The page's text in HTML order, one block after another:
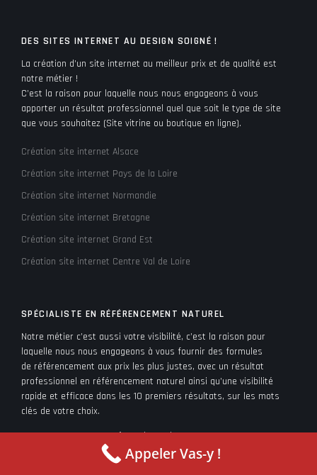
DES SITES INTERNET AU DESIGN SOIGNÉ !
La création d’un site internet au meilleur prix et de qualité est
notre métier !
C’est la raison pour laquelle nous nous engageons à vous
apporter un résultat professionnel quel que soit le type de site
que vous souhaitez (Site vitrine ou boutique en ligne).
Création site internet Alsace
Création site internet Pays de la Loire
Création site internet Normandie
Création site internet Bretagne
Création site internet Grand Est
Création site internet Centre Val de Loire
SPÉCIALISTE EN RÉFÉRENCEMENT NATUREL
Notre métier c’est aussi votre visibilité, c’est la raison pour
laquelle nous nous engageons à vous fournir des formules
de référencement aux prix les plus justes, avec un résultat
professionnel en référencement naturel ainsi qu’une visibilité
rapide et efficace dans les 10 premiers résultats, sur les mots
clés de votre choix.
Nous ne sommes pas N°1 par hasard !
Création site internet Ile de France
Appeler Vas-y !